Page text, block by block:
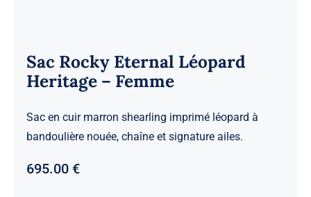
Sac Rocky Eternal Léopard
Heritage – Femme
Sac en cuir marron shearling imprimé léopard à
bandoulière nouée, chaîne et signature ailes.
695.00 €